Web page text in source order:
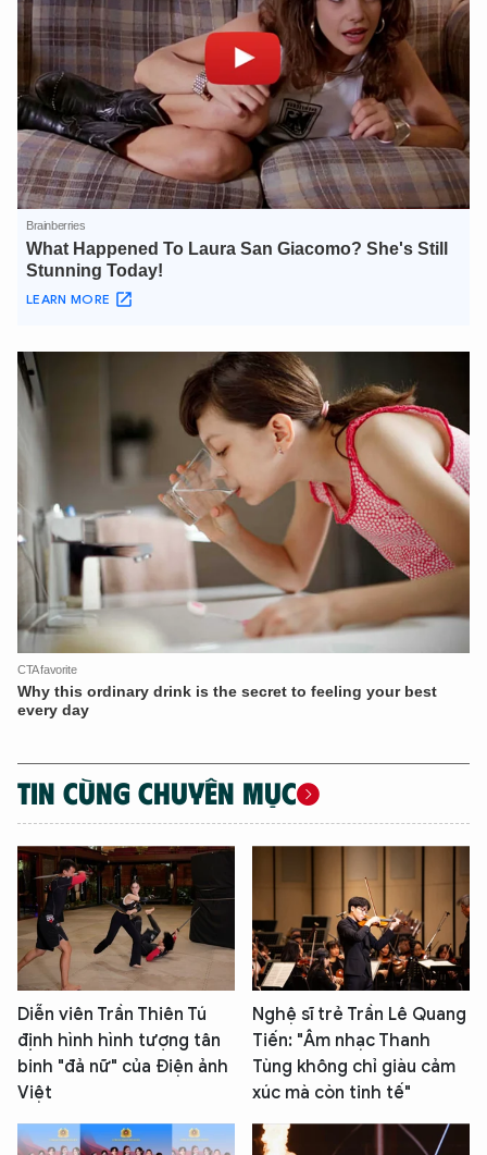
TIN CÙNG CHUYÊN MỤC
Diễn viên Trần Thiên Tú
định hình hình tượng tân
binh "đả nữ" của Điện ảnh
Việt
Nghệ sĩ trẻ Trần Lê Quang
Tiến: "Âm nhạc Thanh
Tùng không chỉ giàu cảm
xúc mà còn tinh tế"